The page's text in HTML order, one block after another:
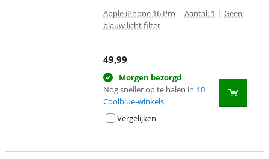
Apple iPhone 16 Pro | Aantal: 1 | Geen
blauw licht filter
49,99
Morgen bezorgd
Nog sneller op te halen in 10
Coolblue-winkels
Vergelijken